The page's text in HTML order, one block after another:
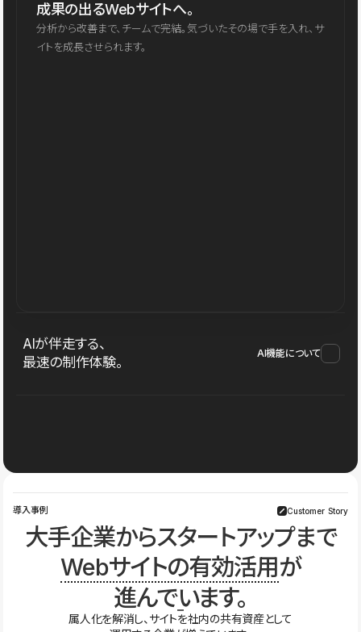
成果の出るWebサイトへ。
分析から改善まで、チームで完結。気づいたその場で手を入れ、サ
イトを成長させられます。
AIが伴走する、
最速の制作体験。
AI機能について
導入事例 Customer Story
大手企業からスタートアップまで
Webサイトの有効活用が
進んでいます。
属人化を解消し、サイトを社内の共有資産として